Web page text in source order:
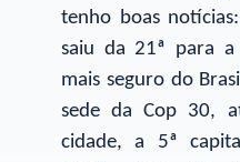
tenho boas
saiu da 21ª para a
mais seguro do
sede da Cop 30,
cidade, a 5ª